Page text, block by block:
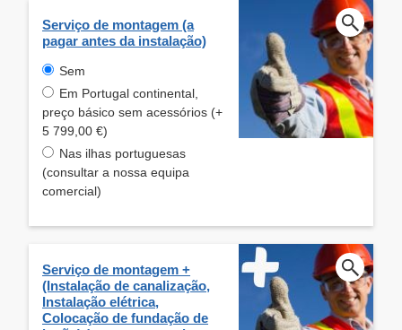
Serviço de montagem (a
pagar antes da instalação)
Sem
Em Portugal continental,
preço básico sem acessórios (+
5 799,00 €)
Nas ilhas portuguesas
(consultar a nossa equipa
comercial)
Serviço de montagem +
(Instalação de canalização,
Instalação elétrica,
Colocação de fundação de